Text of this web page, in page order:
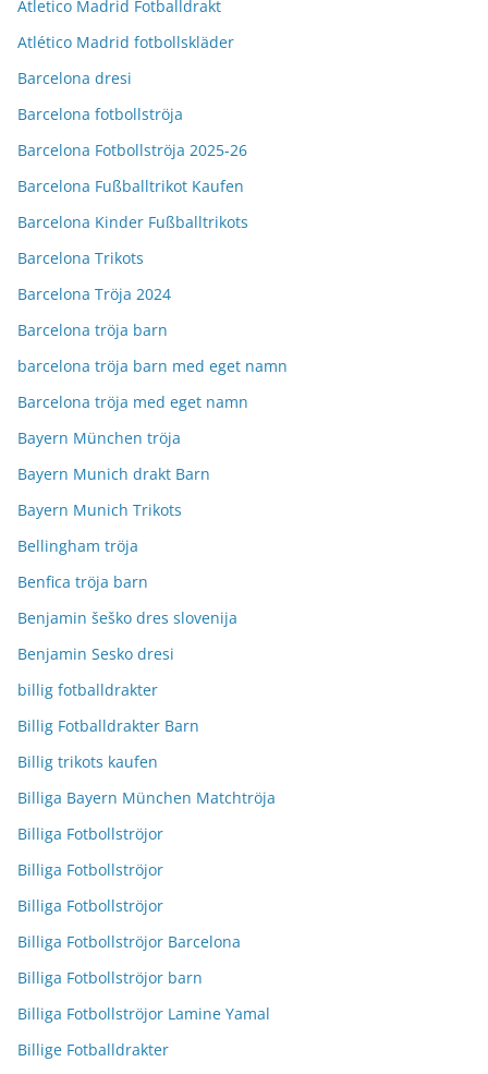
Atletico Madrid Fotballdrakt
Atlético Madrid fotbollskläder
Barcelona dresi
Barcelona fotbollströja
Barcelona Fotbollströja 2025-26
Barcelona Fußballtrikot Kaufen
Barcelona Kinder Fußballtrikots
Barcelona Trikots
Barcelona Tröja 2024
Barcelona tröja barn
barcelona tröja barn med eget namn
Barcelona tröja med eget namn
Bayern München tröja
Bayern Munich drakt Barn
Bayern Munich Trikots
Bellingham tröja
Benfica tröja barn
Benjamin šeško dres slovenija
Benjamin Sesko dresi
billig fotballdrakter
Billig Fotballdrakter Barn
Billig trikots kaufen
Billiga Bayern München Matchtröja
Billiga Fotbollströjor
Billiga Fotbollströjor
Billiga Fotbollströjor
Billiga Fotbollströjor Barcelona
Billiga Fotbollströjor barn
Billiga Fotbollströjor Lamine Yamal
Billige Fotballdrakter